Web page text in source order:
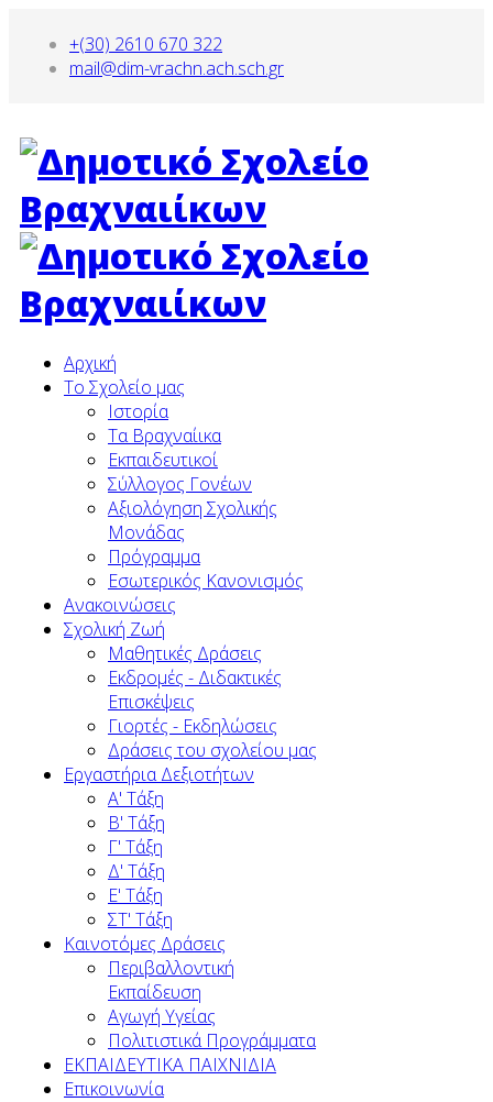
+(30) 2610 670 322
mail@dim-vrachn.ach.sch.gr
Αρχική
To Σχολείο μας
Ιστορία
Τα Βραχναίικα
Εκπαιδευτικοί
Σύλλογος Γονέων
Αξιολόγηση Σχολικής
Μονάδας
Πρόγραμμα
Εσωτερικός Κανονισμός
Ανακοινώσεις
Σχολική Ζωή
Μαθητικές Δράσεις
Εκδρομές - Διδακτικές
Επισκέψεις
Γιορτές - Εκδηλώσεις
Δράσεις του σχολείου μας
Εργαστήρια Δεξιοτήτων
Α' Τάξη
Β' Τάξη
Γ' Τάξη
Δ' Τάξη
Ε' Τάξη
ΣΤ' Τάξη
Καινοτόμες Δράσεις
Περιβαλλοντική
Εκπαίδευση
Αγωγή Υγείας
Πολιτιστικά Προγράμματα
ΕΚΠΑΙΔΕΥΤΙΚΑ ΠΑΙΧΝΙΔΙΑ
Επικοινωνία